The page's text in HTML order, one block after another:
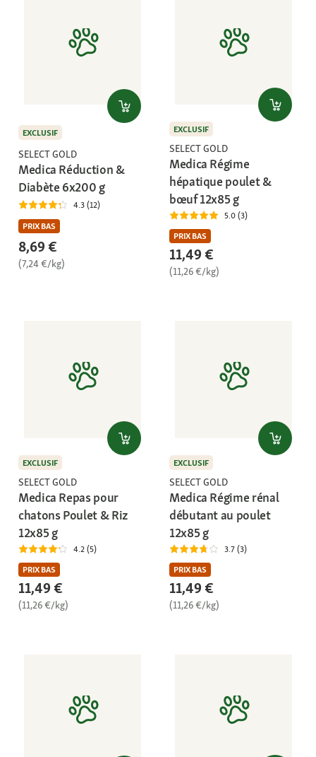
EXCLUSIF
SELECT GOLD
Medica Réduction &
Diabète 6x200 g
4.3 (12)
PRIX BAS
8,69 €
(7,24 €/kg)
EXCLUSIF
SELECT GOLD
Medica Régime
hépatique poulet &
bœuf 12x85 g
5.0 (3)
PRIX BAS
11,49 €
(11,26 €/kg)
EXCLUSIF
SELECT GOLD
Medica Repas pour
chatons Poulet & Riz
12x85 g
4.2 (5)
PRIX BAS
11,49 €
(11,26 €/kg)
EXCLUSIF
SELECT GOLD
Medica Régime rénal
débutant au poulet
12x85 g
3.7 (3)
PRIX BAS
11,49 €
(11,26 €/kg)